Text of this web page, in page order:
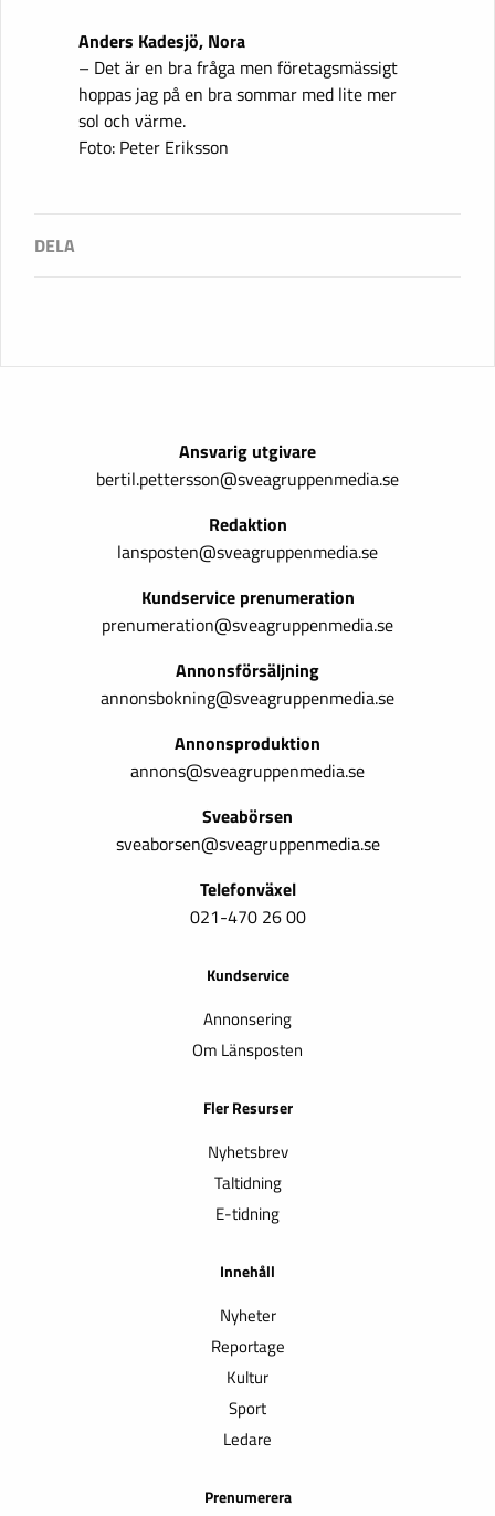
Anders Kadesjö, Nora
– Det är en bra fråga men företagsmässigt
hoppas jag på en bra sommar med lite mer
sol och värme.
Foto: Peter Eriksson
Ansvarig utgivare
bertil.pettersson@sveagruppenmedia.se
Redaktion
lansposten@sveagruppenmedia.se
Kundservice prenumeration
prenumeration@sveagruppenmedia.se
Annonsförsäljning
annonsbokning@sveagruppenmedia.se
Annonsproduktion
annons@sveagruppenmedia.se
Sveabörsen
sveaborsen@sveagruppenmedia.se
Telefonväxel
021-470 26 00
Kundservice
Annonsering
Om Länsposten
Fler Resurser
Nyhetsbrev
Taltidning
E-tidning
Innehåll
Nyheter
Reportage
Kultur
Sport
Ledare
Prenumerera